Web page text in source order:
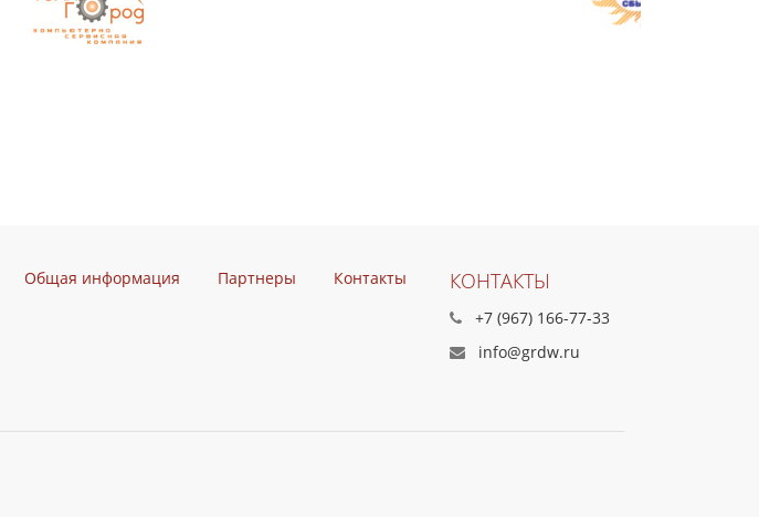
Общая информация Партнеры Контакты КОНТАКТЫ
+7 (967) 166-77-33
info@grdw.ru